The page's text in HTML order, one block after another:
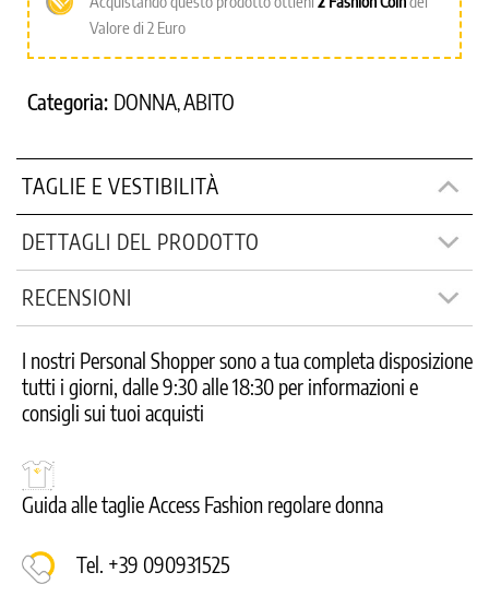
Valore di 2 Euro
Categoria: DONNA ABITO
TAGLIE E VESTIBILITÀ
DETTAGLI DEL PRODOTTO
RECENSIONI
I nostri Personal Shopper sono a tua completa disposizione
tutti i giorni, dalle 9:30 alle 18:30 per informazioni e
consigli sui tuoi acquisti
Guida alle taglie Access Fashion regolare donna
Tel. +39 090931525